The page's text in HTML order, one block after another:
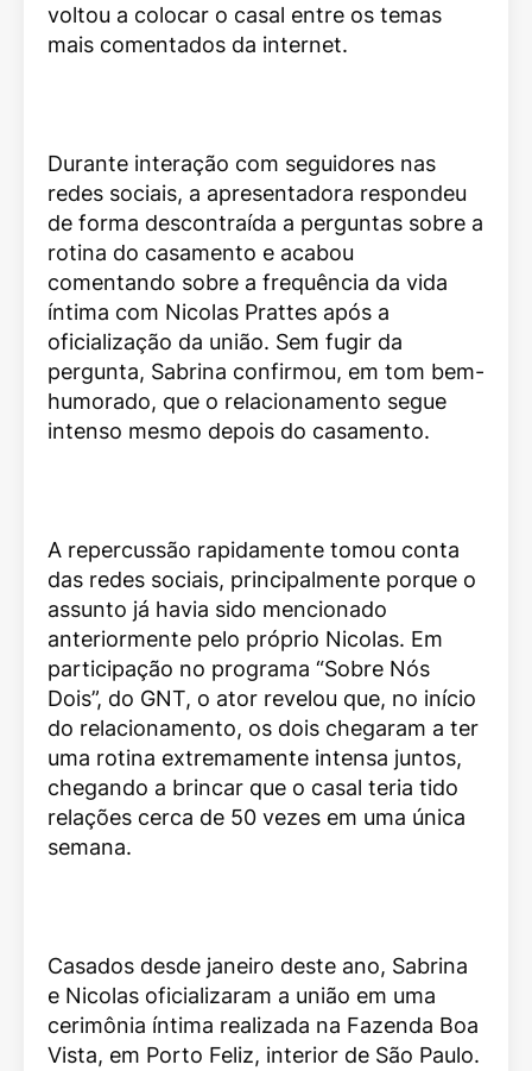
voltou a colocar o casal entre os temas
mais comentados da internet.
Durante interação com seguidores nas
redes sociais, a apresentadora respondeu
de forma descontraída a perguntas sobre a
rotina do casamento e acabou
comentando sobre a frequência da vida
íntima com Nicolas Prattes após a
oficialização da união. Sem fugir da
pergunta, Sabrina confirmou, em tom bem-
humorado, que o relacionamento segue
intenso mesmo depois do casamento.
A repercussão rapidamente tomou conta
das redes sociais, principalmente porque o
assunto já havia sido mencionado
anteriormente pelo próprio Nicolas. Em
participação no programa “Sobre Nós
Dois”, do GNT, o ator revelou que, no início
do relacionamento, os dois chegaram a ter
uma rotina extremamente intensa juntos,
chegando a brincar que o casal teria tido
relações cerca de 50 vezes em uma única
semana.
Casados desde janeiro deste ano, Sabrina
e Nicolas oficializaram a união em uma
cerimônia íntima realizada na Fazenda Boa
Vista, em Porto Feliz, interior de São Paulo.